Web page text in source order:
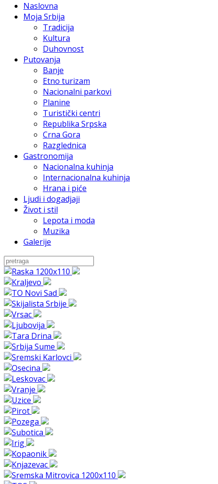
Naslovna
Moja Srbija
Tradicija
Kultura
Duhovnost
Putovanja
Banje
Etno turizam
Nacionalni parkovi
Planine
Turistički centri
Republika Srpska
Crna Gora
Razglednica
Gastronomija
Nacionalna kuhinja
Internacionalna kuhinja
Hrana i piće
Ljudi i dogadjaji
Život i stil
Lepota i moda
Muzika
Galerije